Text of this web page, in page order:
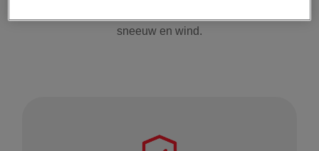
sneeuw en wind.